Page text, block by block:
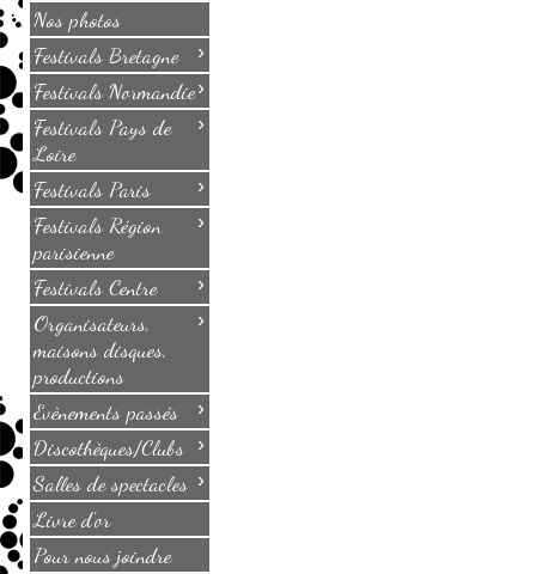
Nos photos
Festivals Bretagne
›
Festivals Normandie›
Festivals Pays de
Loire
›
Festivals Paris ›
Festivals Région
parisienne
›
Festivals Centre ›
Organisateurs,
maisons disques,
productions
›
Evènements passés ›
Discothèques/Clubs ›
Salles de spectacles ›
Livre d'or
Pour nous joindre